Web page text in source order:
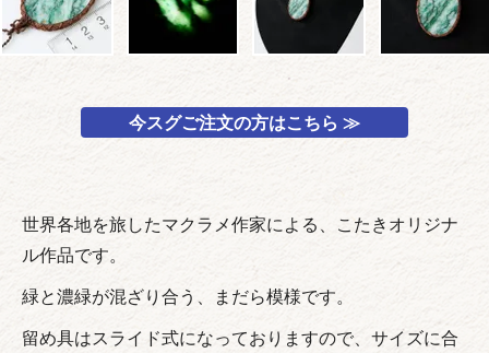
今スグご注文の方はこちら ≫
世界各地を旅したマクラメ作家による、こたきオリジナ
ル作品です。
緑と濃緑が混ざり合う、まだら模様です。
留め具はスライド式になっておりますので、サイズに合